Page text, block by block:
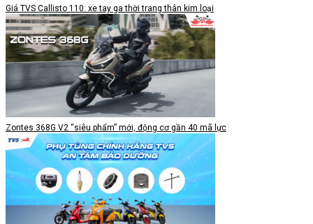
Giá TVS Callisto 110: xe tay ga thời trang thân kim loại
Zontes 368G V2 “siêu phẩm” mới, động cơ gần 40 mã lực